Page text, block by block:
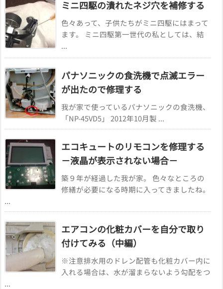
ミニ四駆の潰れたネジ穴を補修する
色々あって、子供たちがミニ四駆にはまって
ます。 ミニ四駆第一世代の私としては、結
...
パナソニックの食洗機で点滅エラー
が出たので修理する
我が家で使っているパナソニックの食洗機、
「NP-45VD5」 2012年10月製 ...
エコキュートのリモコンを修理する
－液晶が表示されない場合－
築９年が経過した我が家。 色々なところの
修繕が必要になる時期に入ってきましたね。
...
エアコンの化粧カバーを自分で取り
付けてみる（中編）
※注意排水用のドレン配管も化粧カバー内に
入れる場合は、水が溜まらないよう勾配をつ
...